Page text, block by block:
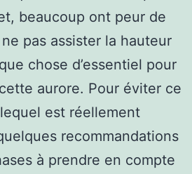
beaucoup ont peur de
pas assister la hauteur
chose d’essentiel pour
aurore. Pour éviter ce
est réellement
recommandations
à prendre en compte